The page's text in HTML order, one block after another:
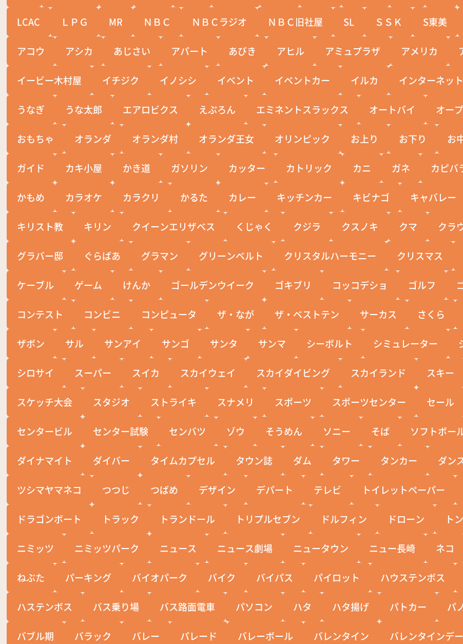
LCAC ＬＰＧ MR ＮＢＣ ＮＢＣラジオ ＮＢＣ旧社屋 SL ＳＳＫ S東美
アコウ アシカ あじさい アパート あびき アヒル アミュプラザ アメリカ
イービー木村屋 イチジク イノシシ イベント イベントカー イルカ インターネット
うなぎ うな太郎 エアロビクス えぷろん エミネントスラックス オートバイ オー
おもちゃ オランダ オランダ村 オランダ王女 オリンピック お上り お下り お
ガイド カキ小屋 かき道 ガソリン カッター カトリック カニ ガネ カピバ
かもめ カラオケ カラクリ かるた カレー キッチンカー キビナゴ キャバレー
キリスト教 キリン クイーンエリザベス くじゃく クジラ クスノキ クマ クラ
グラバー邸 ぐらばあ グラマン グリーンベルト クリスタルハーモニー クリスマス
ケーブル ゲーム けんか ゴールデンウイーク ゴキブリ コッコデショ ゴルフ
コンテスト コンビニ コンピュータ ザ・なが ザ・ベストテン サーカス さくら
ザボン サル サンアイ サンゴ サンタ サンマ シーボルト シミュレーター
シロサイ スーパー スイカ スカイウェイ スカイダイビング スカイランド スキー
スケッチ大会 スタジオ ストライキ スナメリ スポーツ スポーツセンター セール
センタービル センター試験 センバツ ゾウ そうめん ソニー そば ソフトボー
ダイナマイト ダイバー タイムカプセル タウン誌 ダム タワー タンカー ダン
ツシマヤマネコ つつじ つばめ デザイン デパート テレビ トイレットペーパー
ドラゴンボート トラック トランドール トリプルセブン ドルフィン ドローン ト
ニミッツ ニミッツパーク ニュース ニュース劇場 ニュータウン ニュー長崎 ネコ
ねぶた パーキング バイオパーク バイク バイパス パイロット ハウステンボス
ハステンボス バス乗り場 バス路面電車 パソコン ハタ ハタ揚げ パトカー パ
バブル期 バラック バレー パレード バレーボール バレンタイン バレンタインデー